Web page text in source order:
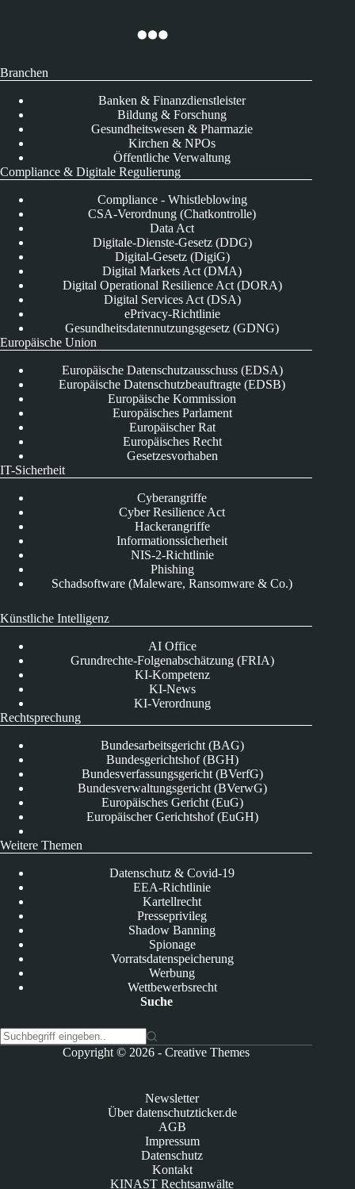
Branchen
Banken & Finanzdienstleister
Bildung & Forschung
Gesundheitswesen & Pharmazie
Kirchen & NPOs
Öffentliche Verwaltung
Compliance & Digitale Regulierung
Compliance - Whistleblowing
CSA-Verordnung (Chatkontrolle)
Data Act
Digitale-Dienste-Gesetz (DDG)
Digital-Gesetz (DigiG)
Digital Markets Act (DMA)
Digital Operational Resilience Act (DORA)
Digital Services Act (DSA)
ePrivacy-Richtlinie
Gesundheitsdatennutzungsgesetz (GDNG)
Europäische Union
Europäische Datenschutzausschuss (EDSA)
Europäische Datenschutzbeauftragte (EDSB)
Europäische Kommission
Europäisches Parlament
Europäischer Rat
Europäisches Recht
Gesetzesvorhaben
IT-Sicherheit
Cyberangriffe
Cyber Resilience Act
Hackerangriffe
Informationssicherheit
NIS-2-Richtlinie
Phishing
Schadsoftware (Maleware, Ransomware & Co.)
Künstliche Intelligenz
AI Office
Grundrechte-Folgenabschätzung (FRIA)
KI-Kompetenz
KI-News
KI-Verordnung
Rechtsprechung
Bundesarbeitsgericht (BAG)
Bundesgerichtshof (BGH)
Bundesverfassungsgericht (BVerfG)
Bundesverwaltungsgericht (BVerwG)
Europäisches Gericht (EuG)
Europäischer Gerichtshof (EuGH)
Weitere Themen
Datenschutz & Covid-19
EEA-Richtlinie
Kartellrecht
Presseprivileg
Shadow Banning
Spionage
Vorratsdatenspeicherung
Werbung
Wettbewerbsrecht
Suche
Copyright © 2026 -Creative Themes
Newsletter
Über datenschutzticker.de
AGB
Impressum
Datenschutz
Kontakt
KINAST Rechtsanwälte